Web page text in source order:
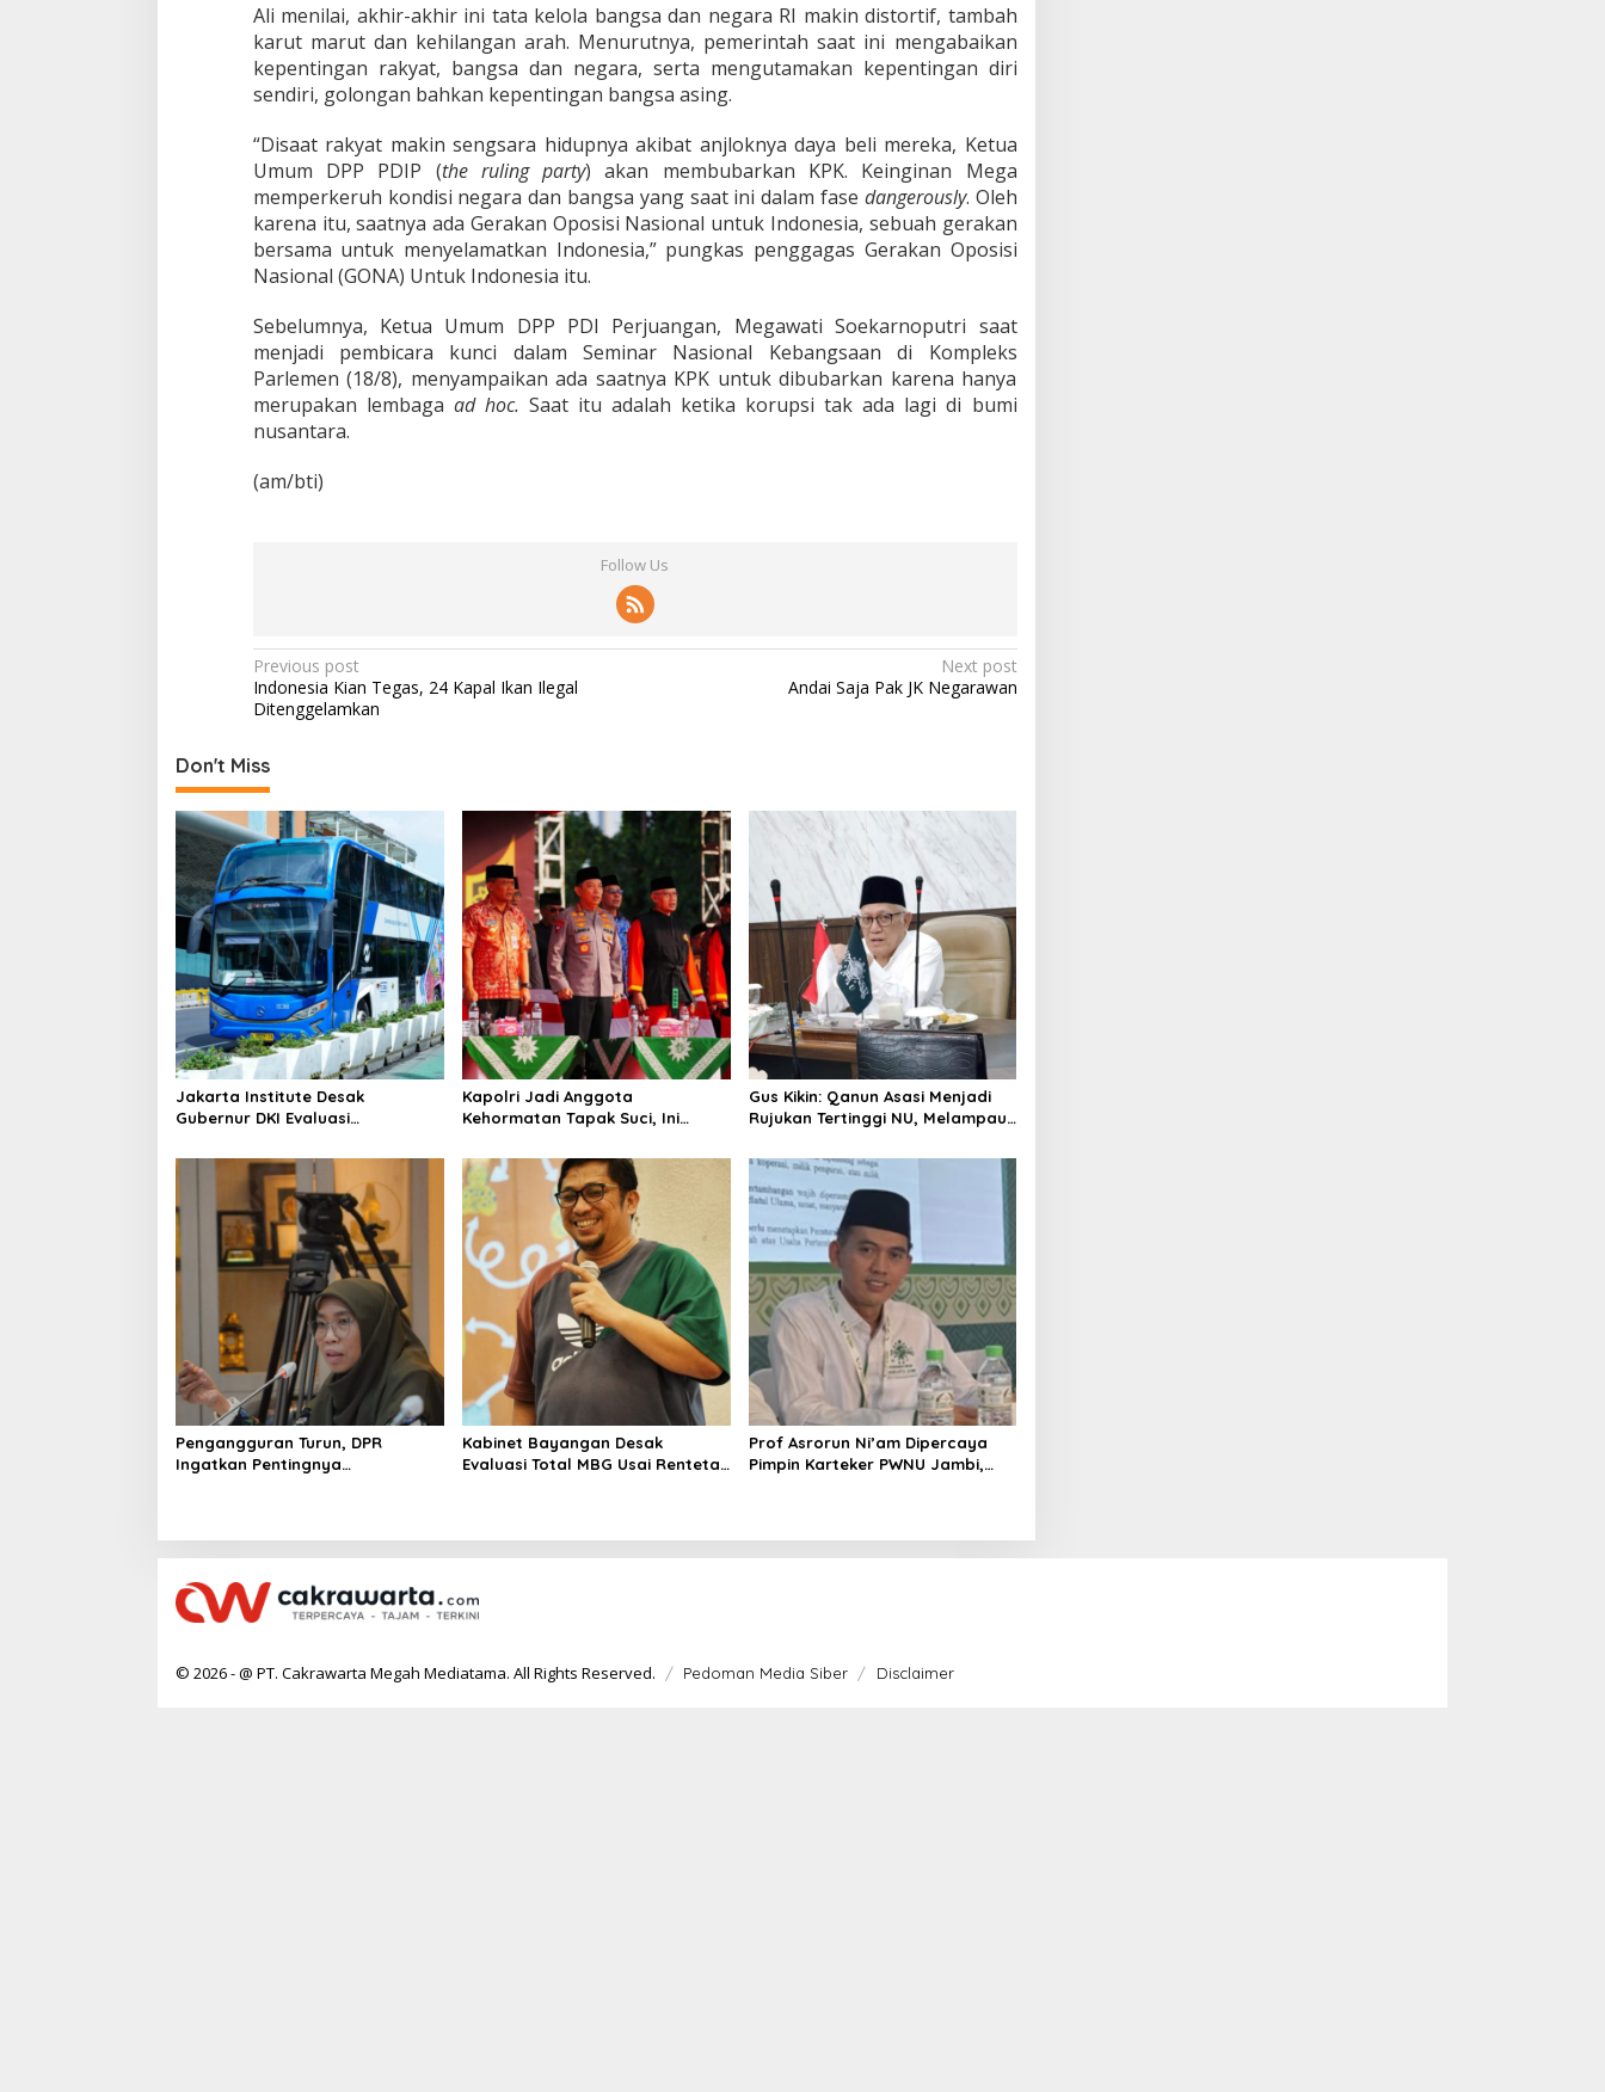
Ali menilai, akhir-akhir ini tata kelola bangsa dan negara RI makin distortif, tambah
karut marut dan kehilangan arah. Menurutnya, pemerintah saat ini mengabaikan
kepentingan rakyat, bangsa dan negara, serta mengutamakan kepentingan diri
sendiri, golongan bahkan kepentingan bangsa asing.
“Disaat rakyat makin sengsara hidupnya akibat anjloknya daya beli mereka, Ketua
Umum DPP PDIP (the ruling party) akan membubarkan KPK. Keinginan Mega
memperkeruh kondisi negara dan bangsa yang saat ini dalam fase dangerously. Oleh
karena itu, saatnya ada Gerakan Oposisi Nasional untuk Indonesia, sebuah gerakan
bersama untuk menyelamatkan Indonesia,” pungkas penggagas Gerakan Oposisi
Nasional (GONA) Untuk Indonesia itu.
Sebelumnya, Ketua Umum DPP PDI Perjuangan, Megawati Soekarnoputri saat
menjadi pembicara kunci dalam Seminar Nasional Kebangsaan di Kompleks
Parlemen (18/8), menyampaikan ada saatnya KPK untuk dibubarkan karena hanya
merupakan lembaga ad hoc. Saat itu adalah ketika korupsi tak ada lagi di bumi
nusantara.
(am/bti)
Follow Us
P
o
t
n
a
v
i
g
a
t
i
o
n
Previous post
Indonesia Kian Tegas, 24 Kapal Ikan Ilegal
Ditenggelamkan
Next post
Andai Saja Pak JK Negarawan
Don't Miss
Jakarta Institute Desak
Gubernur DKI Evaluasi
Diturunkan
Kapolri Jadi Anggota
Kehormatan Tapak Suci, Ini
Gus Kikin: Qanun Asasi Menjadi
Rujukan Tertinggi NU, Melampaui
Pengangguran Turun, DPR
Ingatkan Pentingnya
Kabinet Bayangan Desak
Evaluasi Total MBG Usai Rentetan
Prof Asrorun Ni’am Dipercaya
Pimpin Karteker PWNU Jambi,
© 2026 - @ PT. Cakrawarta Megah Mediatama. All Rights Reserved. Pedoman Media Siber Disclaimer